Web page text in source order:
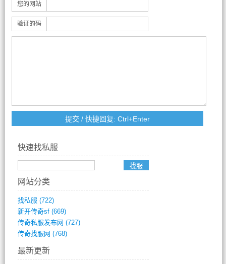
您的网站
验证的码
快速找私服
网站分类
找私服 (722)
新开传奇sf(669)
传奇私服发布网 (727)
传奇找服网 (768)
最新更新